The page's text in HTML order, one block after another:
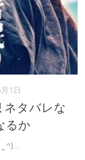
1日
ネタバレな
るか